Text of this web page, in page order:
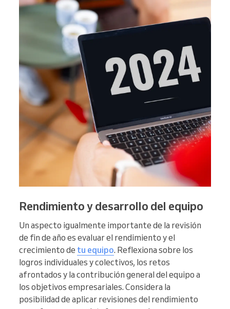
Rendimiento y desarrollo del equipo
Un aspecto igualmente importante de la revisión
de fin de año es evaluar el rendimiento y el
crecimiento de tu equipo. Reflexiona sobre los
logros individuales y colectivos, los retos
afrontados y la contribución general del equipo a
los objetivos empresariales. Considera la
posibilidad de aplicar revisiones del rendimiento